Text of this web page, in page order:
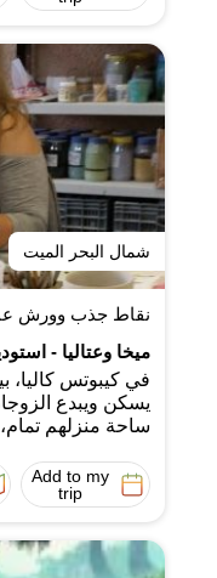
شمال البحر الميت
نقاط جذب وورش
ميخا وعتاليا -
في كيبوتس كاليا،
يسكن ويبدع
ساحة منزلهم
Add to my
trip